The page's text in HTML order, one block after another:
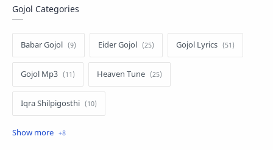
Gojol Categories
Babar Gojol Eider Gojol Gojol Lyrics
Gojol Mp3 Heaven Tune
Iqra Shilpigosthi
Islamic Story